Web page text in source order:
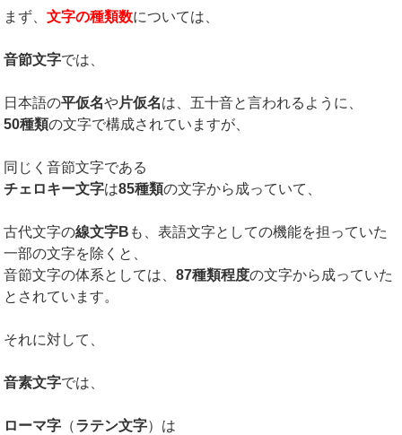
まず、文字の種類数については、
音節文字では、
日本語の平仮名や片仮名は、五十音と言われるように、
50種類の文字で構成されていますが、
同じく音節文字である
チェロキー文字は85種類の文字から成っていて、
古代文字の線文字B も、表語文字としての機能を担っていた
一部の文字を除くと、
音節文字の体系としては、87種類程度の文字から成っていた
とされています。
それに対して、
音素文字では、
ローマ字 （ラテン文字）は